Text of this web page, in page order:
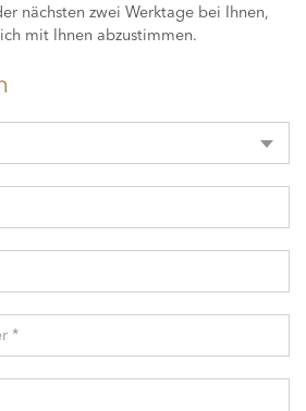
nächsten zwei Werktage bei Ihnen,
mit Ihnen abzustimmen.
*